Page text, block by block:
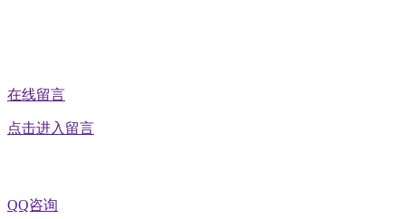
在线留言
点击进入留言
QQ咨询